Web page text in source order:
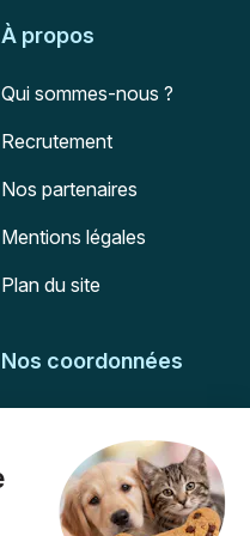
À propos
Qui sommes-nous ?
Recrutement
Nos partenaires
Mentions légales
Plan du site
Nos coordonnées
51-55 rue Hoche
94767
Ivry-sur-Seine
Pas encore client ?